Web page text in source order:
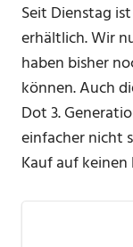
Seit Dienstag
erhältlich. Wir
haben bisher
können. Auch
Dot 3.
einfacher nicht
Kauf auf keinen